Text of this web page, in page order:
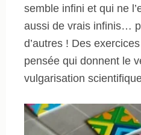
semble infini et qui ne
aussi de vrais infinis…
d’autres ! Des
pensée qui donnent le
vulgarisation